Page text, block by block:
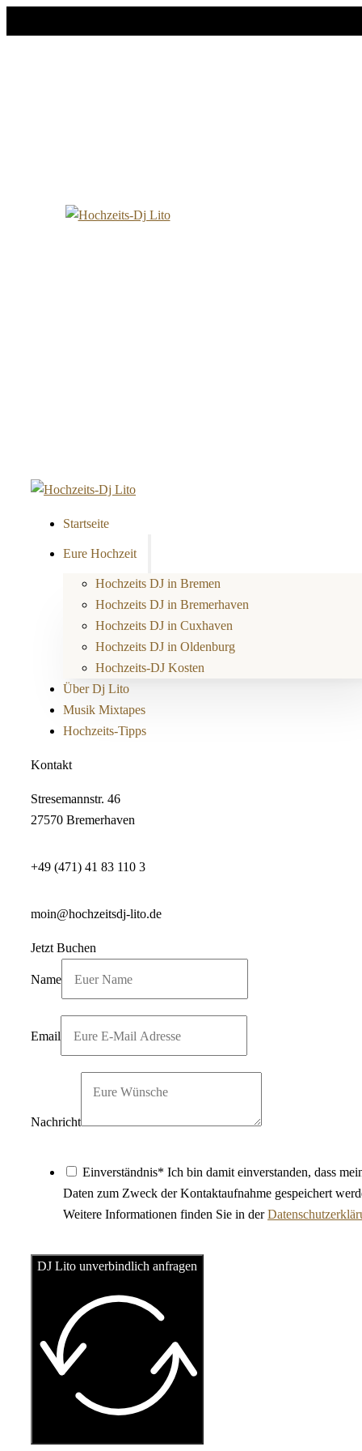
Startseite
Eure Hochzeit
Hochzeits DJ in Bremen
Hochzeits DJ in Bremerhaven
Hochzeits DJ in Cuxhaven
Hochzeits DJ in Oldenburg
Hochzeits-DJ Kosten
Über Dj Lito
Musik Mixtapes
Hochzeits-Tipps
Kontakt
Stresemannstr. 46
27570 Bremerhaven
+49 (471) 41 83 110 3
moin@hochzeitsdj-lito.de
Jetzt Buchen
Name
Email
Nachricht
Einverständnis* Ich bin damit einverstanden, dass
Daten zum Zweck der Kontaktaufnahme gespeichert
Weitere Informationen finden Sie in der
DJ Lito unverbindlich anfragen